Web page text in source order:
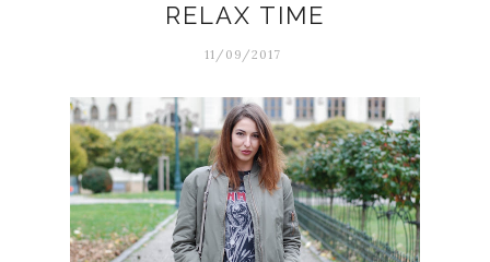
RELAX TIME
11/09/2017